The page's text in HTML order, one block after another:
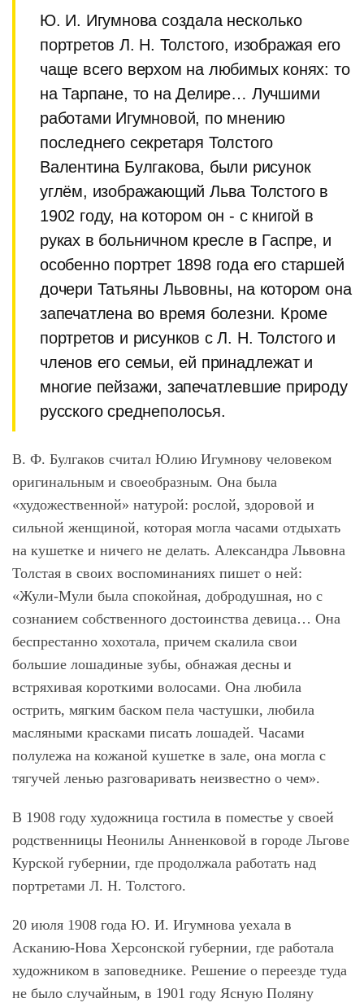
Ю. И. Игумнова создала несколько
портретов Л. Н. Толстого, изображая его
чаще всего верхом на любимых конях: то
на Тарпане, то на Делире… Лучшими
работами Игумновой, по мнению
последнего секретаря Толстого
Валентина Булгакова, были рисунок
углём, изображающий Льва Толстого в
1902 году, на котором он - с книгой в
руках в больничном кресле в Гаспре, и
особенно портрет 1898 года его старшей
дочери Татьяны Львовны, на котором она
запечатлена во время болезни. Кроме
портретов и рисунков с Л. Н. Толстого и
членов его семьи, ей принадлежат и
многие пейзажи, запечатлевшие природу
русского среднеполосья.
В. Ф. Булгаков считал Юлию Игумнову человеком
оригинальным и своеобразным. Она была
«художественной» натурой: рослой, здоровой и
сильной женщиной, которая могла часами отдыхать
на кушетке и ничего не делать. Александра Львовна
Толстая в своих воспоминаниях пишет о ней:
«Жули-Мули была спокойная, добродушная, но с
сознанием собственного достоинства девица… Она
беспрестанно хохотала, причем скалила свои
большие лошадиные зубы, обнажая десны и
встряхивая короткими волосами. Она любила
острить, мягким баском пела частушки, любила
масляными красками писать лошадей. Часами
полулежа на кожаной кушетке в зале, она могла с
тягучей ленью разговаривать неизвестно о чем».
В 1908 году художница гостила в поместье у своей
родственницы Неонилы Анненковой в городе Льгове
Курской губернии, где продолжала работать над
портретами Л. Н. Толстого.
20 июля 1908 года Ю. И. Игумнова уехала в
Асканию-Нова Херсонской губернии, где работала
художником в заповеднике. Решение о переезде туда
не было случайным, в 1901 году Ясную Поляну